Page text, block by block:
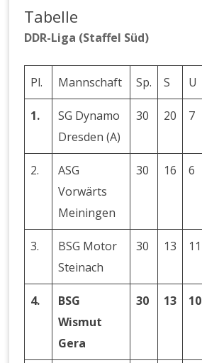
Tabelle
DDR-Liga (Staffel Süd)
Pl. Mannschaft Sp. S U
1.
SG Dynamo
Dresden (A)
30 20 7
2.
ASG
Vorwärts
Meiningen
30 16 6
3.
BSG Motor
Steinach
30 13 11
4.
BSG
Wismut
Gera
30 13 10